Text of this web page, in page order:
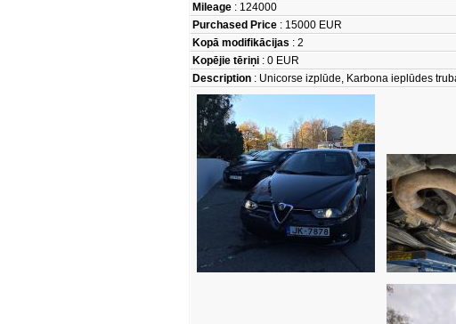
Mileage : 124000
Purchased Price : 15000 EUR
Kopā modifikācijas : 2
Kopējie tēriņi : 0 EUR
Description : Unicorse izplūde, Karbona ieplūdes